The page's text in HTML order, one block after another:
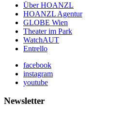
Über HOANZL
HOANZL Agentur
GLOBE Wien
Theater im Park
WatchAUT
Entrello
facebook
instagram
youtube
Newsletter